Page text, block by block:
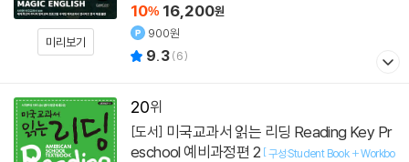
미리보기
10% 16,200원
900원
9.3(6)
20
[도서]
eschool 예비과정편 2 [구성:Student Book + Workbo